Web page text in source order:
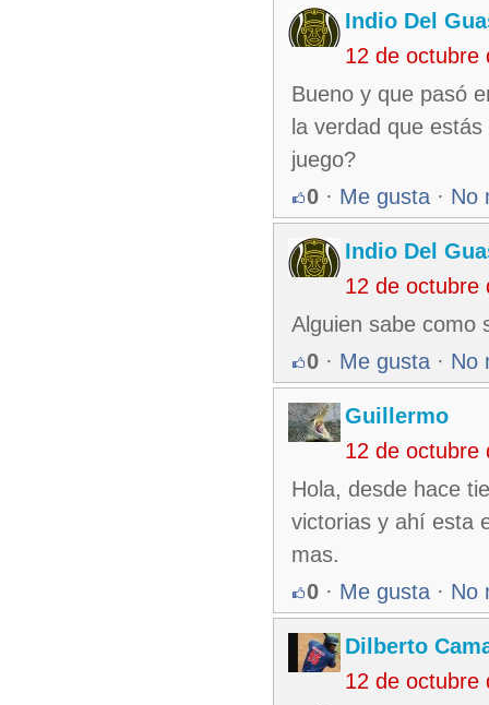
Indio Del
12 de octubre
Bueno y que pasó
la verdad que
juego?
0 · Me gusta · No
Indio Del
12 de octubre
Alguien sabe como
0 · Me gusta · No
Guillermo
12 de octubre
Hola, desde hace
victorias y ahí esta
mas.
0 · Me gusta · No
Dilberto
12 de octubre